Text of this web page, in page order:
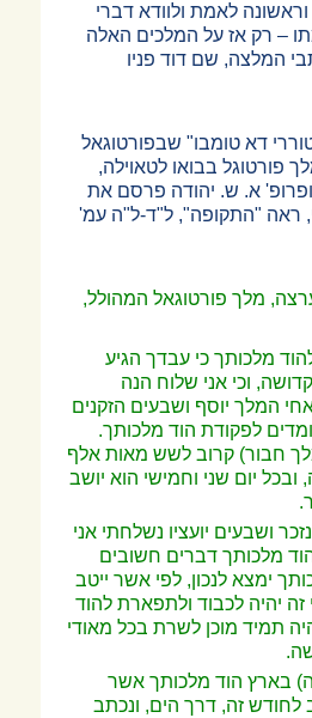
לאמת ולוודא דברי
– רק אז על המלכים האלה
המלצה, שם דוד פניו
דא טומבו" שבפורטוגאל
פורטוגל בבואו לטאוילה,
לחודש אוקטובר 1525 (ופרופ' א. ש. יהודה פרסם את
ראה "התקופה", ל"ד-ל"ה עמ'
מלך פורטוגאל המהולל,
מלכותך כי עבדך הגיע
וכי אני שלוח הנה
המלך יוסף ושבעים הזקנים
עומדים לפקודת הוד מלכותך.
חבור) קרוב לשש מאות אלף
יום שני וחמישי הוא יושב
ושבעים יועציו נשלחתי אני
מלכותך דברים חשובים
ימצא לנכון, לפי אשר ייטב
זה יהיה לכבוד ולתפארת להוד
תמיד מוכן לשרת בכל מאודי
בארץ הוד מלכותך אשר
לחודש זה, דרך הים, ונכתב